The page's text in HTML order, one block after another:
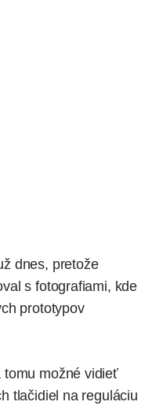
dnes, pretože
s fotografiami, kde
prototypov
tomu možné vidieť
tlačidiel na reguláciu